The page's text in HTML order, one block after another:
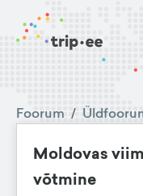
Foorum /
Moldovas
võtmine